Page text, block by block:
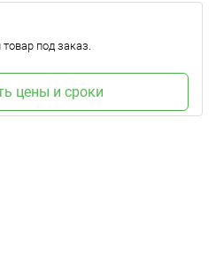
под заказ.
цены и сроки